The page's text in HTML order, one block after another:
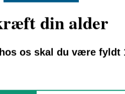
CASAS
har en rubinrød kirsebærfarve
tannisk, fyldig, sød tannin og
på 24 ºC i 15 - 20
egetræsfade i 12 - 14 måneder.
din alder
os skal du være fyldt